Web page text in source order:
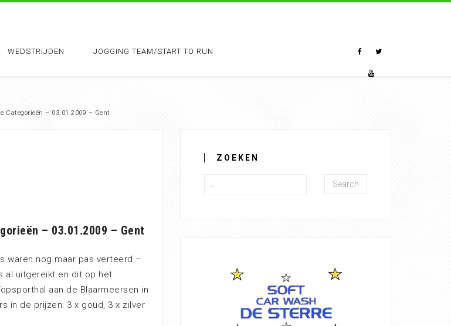
WEDSTRIJDEN JOGGING TEAM/START TO RUN
Categorieën – 03.01.2009 – Gent
– 03.01.2009 – Gent
waren nog maar pas verteerd –
al uitgereikt en dit op het
aan de Blaarmeersen in
in de prijzen: 3 x goud, 3 x zilver
ZOEKEN
Search